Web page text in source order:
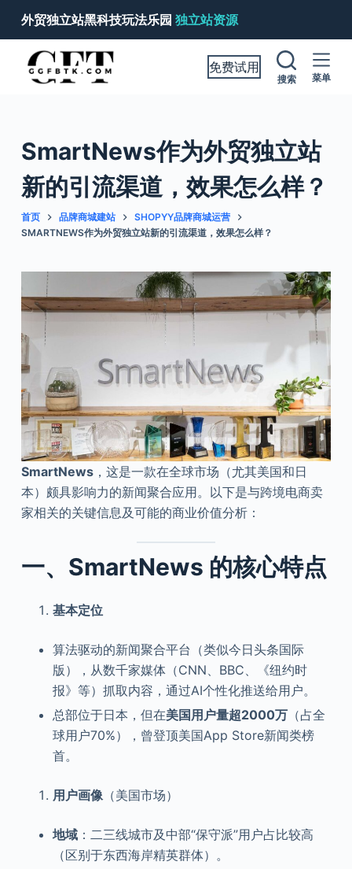
跳
过
内
外贸独立站黑科技玩法乐园 独立站资源
免费试用
搜索 菜单
SmartNews作为外贸独立站
新的引流渠道，效果怎么样？
首页 品牌商城建站
SHOPYY品牌商城运营
SMARTNEWS作为外贸独立站新的引流渠道，效果怎么样？
SmartNews，这是一款在全球市场（尤其美国和日
本）颇具影响力的新闻聚合应用。以下是与跨境电商卖
家相关的关键信息及可能的商业价值分析：
一、SmartNews 的核心特点
基本定位
算法驱动的新闻聚合平台（类似今日头条国际
版），从数千家媒体（CNN、BBC、《纽约时
报》等）抓取内容，通过AI个性化推送给用户。
总部位于日本，但在美国用户量超2000万（占全
球用户70%），曾登顶美国App Store新闻类榜
首。
用户画像（美国市场）
地域：二三线城市及中部“保守派”用户占比较高
（区别于东西海岸精英群体）。